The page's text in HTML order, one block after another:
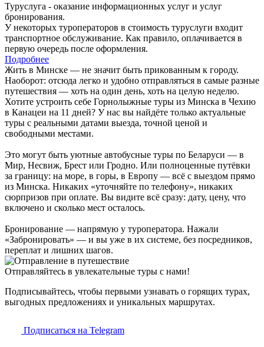
Туруслуга - оказание информационных услуг и услуг
бронирования.
У некоторых туроператоров в стоимость туруслуги входит
транспортное обслуживание. Как правило, оплачивается в
первую очередь после оформления.
Подробнее
Жить в Минске — не значит быть прикованным к городу.
Наоборот: отсюда легко и удобно отправляться в самые разные
путешествия — хоть на один день, хоть на целую неделю.
Хотите устроить себе Горнолыжные туры из Минска в Чехию
в Канацеи на 11 дней? У нас вы найдёте только актуальные
туры с реальными датами выезда, точной ценой и
свободными местами.
Это могут быть уютные автобусные туры по Беларуси — в
Мир, Несвиж, Брест или Гродно. Или полноценные путёвки
за границу: на море, в горы, в Европу — всё с выездом прямо
из Минска. Никаких «уточняйте по телефону», никаких
сюрпризов при оплате. Вы видите всё сразу: дату, цену, что
включено и сколько мест осталось.
Бронирование — напрямую у туроператора. Нажали
«Забронировать» — и вы уже в их системе, без посредников,
переплат и лишних шагов.
Отправляйтесь в увлекательные туры с нами!
Подписывайтесь, чтобы первыми узнавать о горящих турах,
выгодных предложениях и уникальных маршрутах.
Подписаться на Telegram